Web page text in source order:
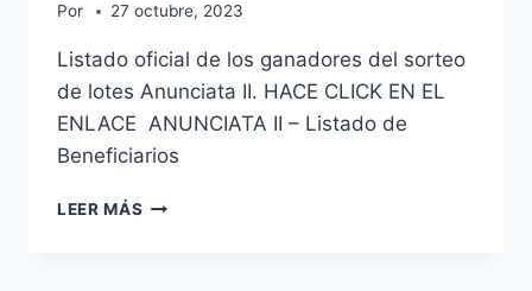
Por 27 octubre, 2023
Listado oficial de los ganadores del sorteo
de lotes Anunciata II. HACE CLICK EN EL
ENLACE ANUNCIATA II – Listado de
Beneficiarios
LEER MÁS